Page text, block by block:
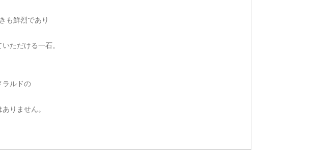
も鮮烈であり
ただける一石。
ラルドの
りません。